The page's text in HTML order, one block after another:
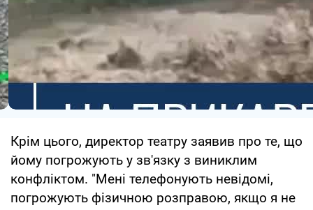
Крім цього, директор театру заявив про те, що
йому погрожують у зв'язку з виниклим
конфліктом. "Мені телефонують невідомі,
погрожують фізичною розправою, якщо я не